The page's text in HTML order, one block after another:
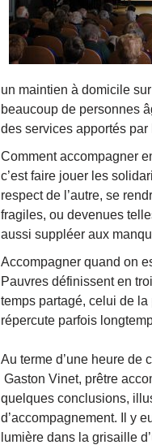
un maintien à domicile
beaucoup de personnes
des services apportés
Comment accompagner
c’est faire jouer les
respect de l’autre, se
fragiles, ou devenues
aussi suppléer aux
Accompagner quand on
Pauvres définissent en
temps partagé, celui de
répercute parfois
Au terme d’une heure de
Gaston Vinet, prêtre
quelques conclusions,
d’accompagnement. Il y
lumière dans la grisaille